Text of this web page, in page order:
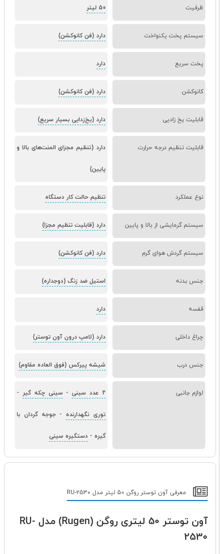
ظرفیت 50 لیتر
سیستم پخت یکنواخت دارد (فن کانوکشن)
پخت سریع دارد
کانوکشن دارد (فن کانوکشن)
قابلیت یخ زادیی دارد (یخ‌زدایی بسیار سریع)
قابلیت تنظیم درجه حرارت دارد (تنظیم مجزای المنت‌های بالا و
پایین)
نوع عملکرد تنظیم حالت کار دستگاه
سیستم گرمایشی از بالا و پایین دارد (قابلیت تنظیم مجزا)
سیستم گردش هوای گرم دارد (فن کانوکشن)
جنس بدنه استیل ضد زنگ (دوجداره)
قفسه دارد
چراغ داخلی دارد (لامپ درون آون توستر)
جنس درب شیشه پیرکس (فوق العاده مقاوم)
لوازم جانبی 2 عدد سینی -سینی چکه گیر -
توری نگهدارنده -جوجه گردان با
گیره - دستگیره سینی
معرفی آون توستر روگن 50 لیتر مدل RU-2530
آون توستر 50 لیتری روگن (Rugen) مدل RU-
2530